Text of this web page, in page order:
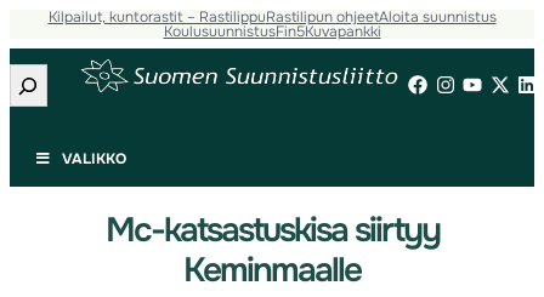
Kilpailut, kuntorastit – RastilippuRastilipun ohjeetAloita suunnistus
KoulusuunnistusFin5Kuvapankki
Etsi
VALIKKO
Mc-katsastuskisa siirtyy
Keminmaalle